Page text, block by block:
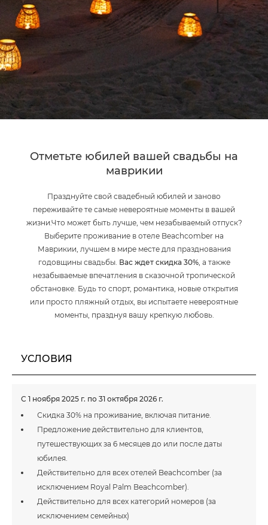
Отметьте юбилей вашей свадьбы на
маврикии
Празднуйте свой свадебный юбилей и заново
переживайте те самые невероятные моменты в вашей
жизни.Что может быть лучше, чем незабываемый отпуск?
Выберите проживание в отеле Beachcomber на
Маврикии, лучшем в мире месте для празднования
годовщины свадьбы. Вас ждет скидка 30%, а также
незабываемые впечатления в сказочной тропической
обстановке. Будь то спорт, романтика, новые открытия
или просто пляжный отдых, вы испытаете невероятные
моменты, празднуя вашу крепкую любовь.
УСЛОВИЯ
С 1 ноября 2025 г. по 31 октября 2026 г.
Скидка 30% на проживание, включая питание.
Предложение действительно для клиентов,
путешествующих за 6 месяцев до или после даты
юбилея.
Действительно для всех отелей Beachcomber (за
исключением Royal Palm Beachcomber).
Действительно для всех категорий номеров (за
исключением семейных)